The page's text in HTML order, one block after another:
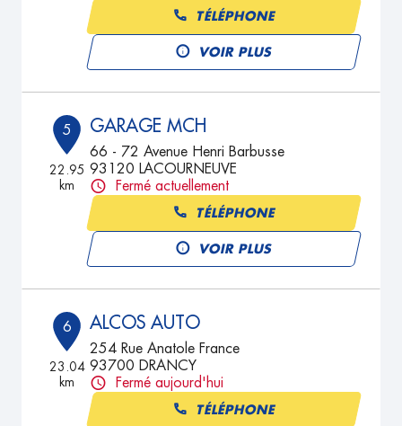
TÉLÉPHONE
VOIR PLUS
5
22.95
km
GARAGE MCH
66 - 72 Avenue Henri Barbusse
93120 LACOURNEUVE
Fermé actuellement
TÉLÉPHONE
VOIR PLUS
6
23.04
km
ALCOS AUTO
254 Rue Anatole France
93700 DRANCY
Fermé aujourd'hui
TÉLÉPHONE